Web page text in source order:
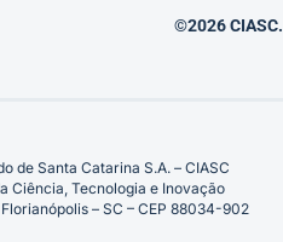
©2026 CIASC.
de Santa Catarina S.A. – CIASC
Ciência, Tecnologia e Inovação
– SC – CEP 88034-902